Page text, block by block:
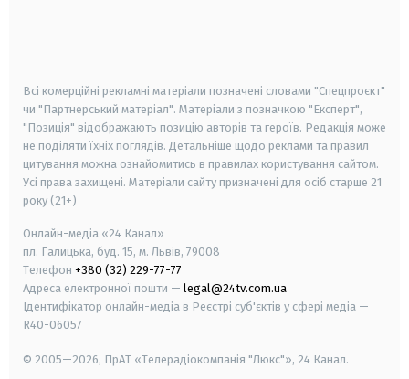
Всі комерційні рекламні матеріали позначені словами "Спецпроєкт"
чи "Партнерський матеріал". Матеріали з позначкою "Експерт",
"Позиція" відображають позицію авторів та героїв. Редакція може
не поділяти їхніх поглядів. Детальніше щодо реклами та правил
цитування можна ознайомитись в правилах користування сайтом.
Усі права захищені. Матеріали сайту призначені для осіб старше 21
року (21+)
Онлайн-медіа «24 Канал»
пл. Галицька, буд. 15, м. Львів, 79008
Телефон +380 (32) 229-77-77
Адреса електронної пошти — legal@24tv.com.ua
Ідентифікатор онлайн-медіа в Реєстрі суб'єктів у сфері медіа —
R40-06057
© 2005—2026, ПрАТ «Телерадіокомпанія "Люкс"», 24 Канал.